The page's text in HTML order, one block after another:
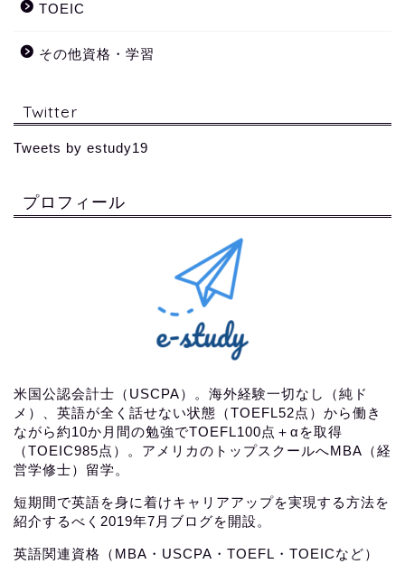
TOEIC
その他資格・学習
Twitter
Tweets by estudy19
プロフィール
米国公認会計士（USCPA）。海外経験一切なし（純ド
メ）、英語が全く話せない状態（TOEFL52点）から働き
ながら約10か月間の勉強でTOEFL100点＋αを取得
（TOEIC985点）。アメリカのトップスクールへMBA（経
営学修士）留学。
短期間で英語を身に着けキャリアアップを実現する方法を
紹介するべく2019年7月ブログを開設。
英語関連資格（MBA・USCPA・TOEFL・TOEICなど）